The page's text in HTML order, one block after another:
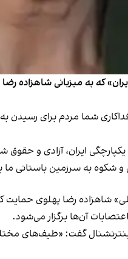
به میزبانی شاهزاده رضا
شما مردم برای رسیدن
ایران، آزادی و
و شکوه به سرزمین باستانی
شاهزاده رضا پهلوی حمایت
آن‌ها برگزار می‌شود.
گفت: «طیف‌های